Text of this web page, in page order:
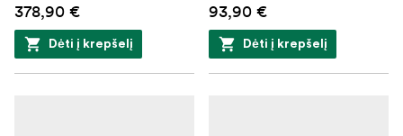
378,90 €
Dėti į krepšelį
93,90 €
Dėti į krepšelį